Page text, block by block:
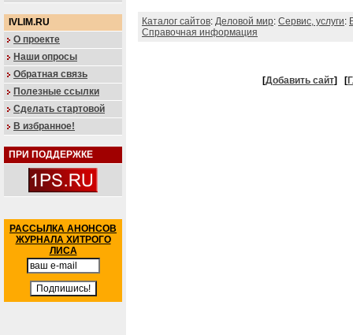
IVLIM.RU
О проекте
Наши опросы
Обратная связь
Полезные ссылки
Сделать стартовой
В избранное!
ПРИ ПОДДЕРЖКЕ
РАССЫЛКА АНОНСОВ
ЖУРНАЛА ХИТРОГО
ЛИСА
Каталог сайтов: Деловой мир: Сервис, услуги:
Справочная информация
[Добавить сайт] [